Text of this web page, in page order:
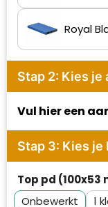
MyKit
Parker
Waterman
Royal
Stap 2: Kies je
Vul hier een
Stap 3: Kies
Top pd (100x53
Onbewerkt
1